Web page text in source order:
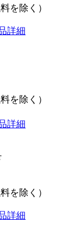
を除く）
詳細
を除く）
詳細
を除く）
詳細